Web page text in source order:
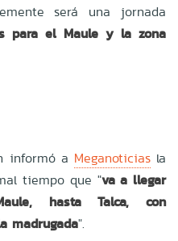
será una jornada
para el Maule y la zona
informó a Meganoticiasla
tiempo que "va a llegar
hasta Talca, con
madrugada".